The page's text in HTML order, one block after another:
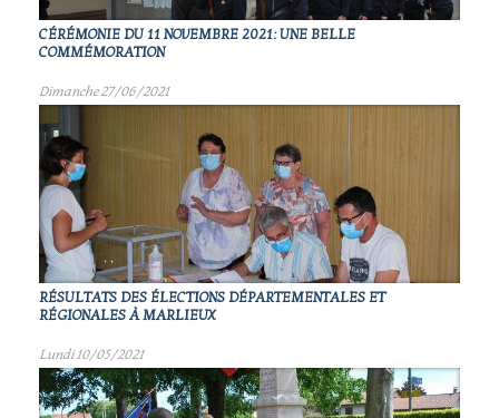
CÉRÉMONIE DU 11 NOVEMBRE 2021: UNE BELLE
COMMÉMORATION
Dimanche 27/06/2021
RÉSULTATS DES ÉLECTIONS DÉPARTEMENTALES ET
RÉGIONALES À MARLIEUX
Lundi 10/05/2021